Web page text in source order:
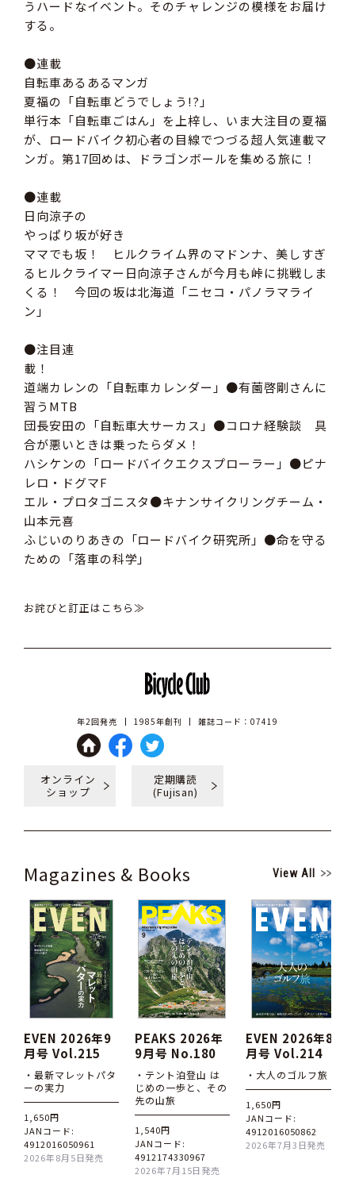
うハードなイベント。そのチャレンジの模様をお届け
する。
●連載
自転車あるあるマンガ
夏福の「自転車どうでしょう!?」
単行本「自転車ごはん」を上梓し、いま大注目の夏福
が、ロードバイク初心者の目線でつづる超人気連載マ
ンガ。第17回めは、ドラゴンボールを集める旅に！
●連載
日向涼子の
やっぱり坂が好き
ママでも坂！ ヒルクライム界のマドンナ、美しすぎ
るヒルクライマー日向涼子さんが今月も峠に挑戦しま
くる！ 今回の坂は北海道「ニセコ・パノラマライ
ン」
●注目連
載
道端カレンの「自転車カレンダー」●有薗啓剛さんに
習うMTB
団長安田の「自転車大サーカス」●コロナ経験談 具
合が悪いときは乗ったらダメ！
ハシケンの「ロードバイクエクスプローラー」●ピナ
レロ・ドグマF
エル・プロタゴニスタ●キナンサイクリングチーム・
山本元喜
ふじいのりあきの「ロードバイク研究所」●命を守る
ための「落車の科学」
お詫びと訂正はこちら≫
年2回発売 1985年創刊 雑誌コード：07419
オンライン
ショップ
定期購読
(Fujisan)
Magazines & Books View All
EVEN 2026年9
月号 Vol.215
・最新マレットパタ
ーの実力
1,650円
JANコード:
4912016050961
2026年8月5日発売
PEAKS 2026年
9月号 No.180
・テント泊登山 は
じめの一歩と、その
先の山旅
1,540円
JANコード:
4912174330967
2026年7月15日発売
EVEN 2026年8
月号 Vol.214
・大人のゴルフ旅
1,650円
JANコード:
4912016050862
2026年7月3日発売